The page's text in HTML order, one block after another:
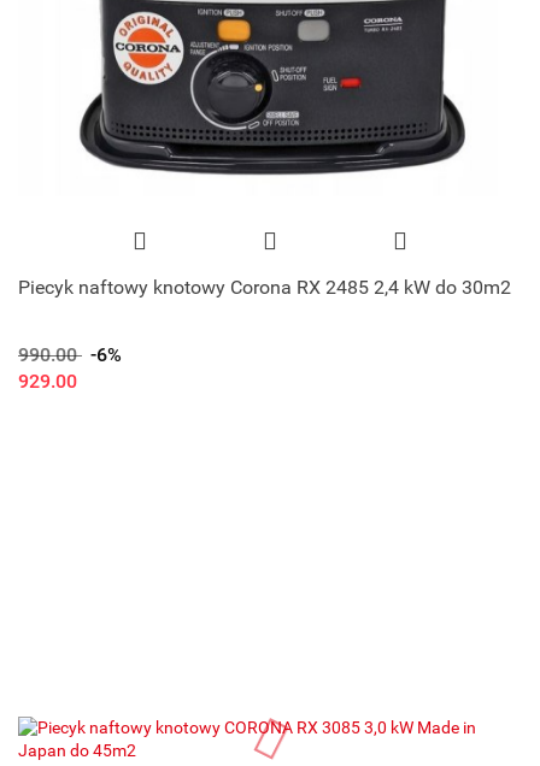
Piecyk naftowy knotowy Corona RX 2485 2,4 kW do 30m2
990.00 -6%
929.00